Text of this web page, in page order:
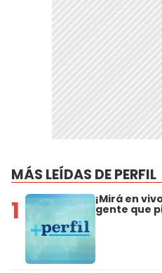
MÁS LEÍDAS DE PERFIL
1 ¡Mirá en
gente que